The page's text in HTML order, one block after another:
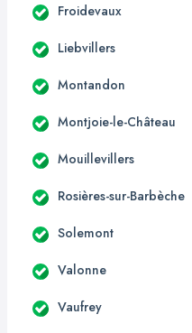
Froidevaux
Liebvillers
Montandon
Montjoie-le-Château
Mouillevillers
Rosières-sur-Barbèche
Solemont
Valonne
Vaufrey